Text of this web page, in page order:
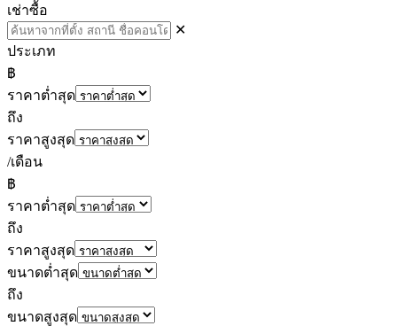
เช่าซื้อ
✕
ประเภท
฿
ราคาต่ำสุด
ถึง
ราคาสูงสุด
/เดือน
฿
ราคาต่ำสุด
ถึง
ราคาสูงสุด
ขนาดต่ำสุด
ถึง
ขนาดสูงสุด